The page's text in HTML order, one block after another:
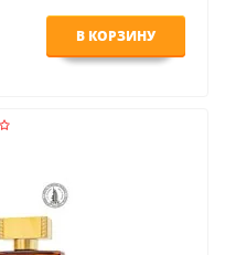
В КОРЗИНУ